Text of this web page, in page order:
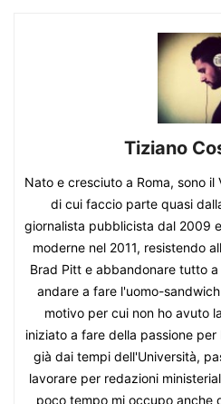
Tiziano
Nato e cresciuto a Roma, sono
di cui faccio parte quasi
giornalista pubblicista dal 2009
moderne nel 2011, resistendo
Brad Pitt e abbandonare tutto
andare a fare l'uomo-
motivo per cui non ho avuto
iniziato a fare della passione
già dai tempi dell'Università,
lavorare per redazioni
poco tempo mi occupo anche